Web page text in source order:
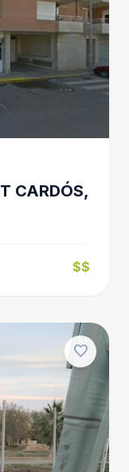
CARDÓS,
$$
favorite